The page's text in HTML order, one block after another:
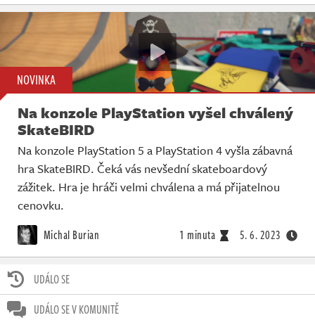
UDÁLO SE
UDÁLO SE V KOMUNITĚ
NOVINKA
Na konzole PlayStation vyšel chválený
SkateBIRD
Na konzole PlayStation 5 a PlayStation 4 vyšla zábavná
hra SkateBIRD. Čeká vás nevšední skateboardový
zážitek. Hra je hráči velmi chválena a má přijatelnou
cenovku.
Michal Burian 1 minuta 5. 6. 2023